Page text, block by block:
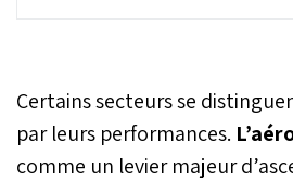
78,7%, le
2025 sur
inédite.
Certains secteurs se
par leurs performances.
comme un levier majeur